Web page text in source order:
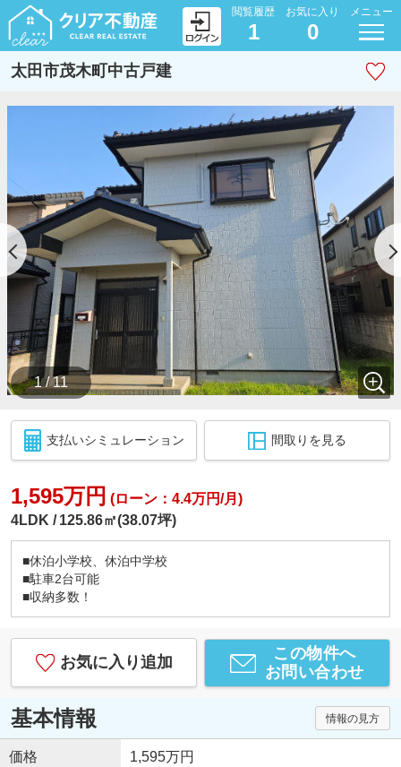
閲覧履歴
1
お気に入り
0
メニュー
太田市茂木町中古戸建
1 / 11
支払いシミュレーション 間取りを見る
1,595万円 (ローン：4.4万円/月)
4LDK
125.86㎡(38.07坪)
■休泊小学校、休泊中学校
■駐車2台可能
■収納多数！
お気に入り追加
この物件へ
お問い合わせ
基本情報 情報の見方
価格 1,595万円